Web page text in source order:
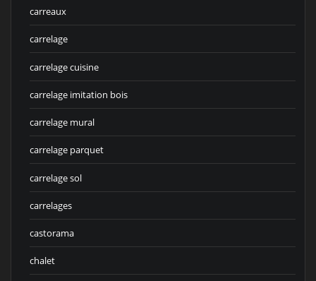
carreaux
carrelage
carrelage cuisine
carrelage imitation bois
carrelage mural
carrelage parquet
carrelage sol
carrelages
castorama
chalet